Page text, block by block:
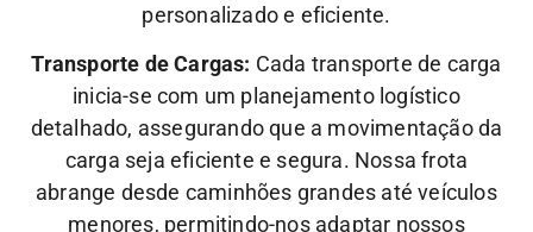
personalizado e eficiente.
Transporte de Cargas: Cada transporte de carga
inicia-se com um planejamento logístico
detalhado, assegurando que a movimentação da
carga seja eficiente e segura. Nossa frota
abrange desde caminhões grandes até veículos
menores, permitindo-nos adaptar nossos